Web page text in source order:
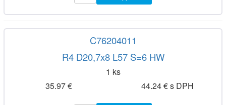
C76204011
R4 D20,7x8 L57 S=6 HW
1 ks
35.97 €
44.24 € s DPH